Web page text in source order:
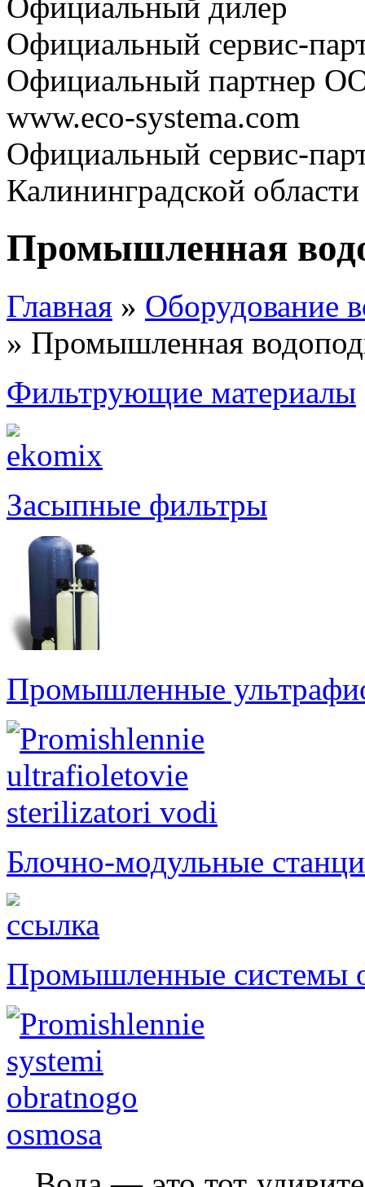
Официальный сервис-
Официальный партнер
www.eco-systema.com
Официальный сервис-
Калининградской области
Промышленная
Главная » Оборудование
» Промышленная
Фильтрующие материалы
Засыпные фильтры
Промышленные
Блочно-модульные
Промышленные системы